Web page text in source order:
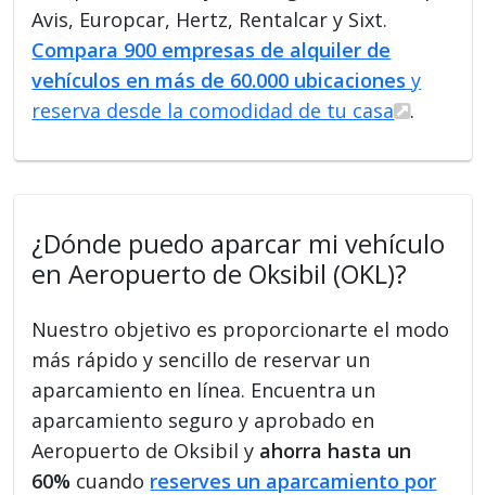
Avis, Europcar, Hertz, Rentalcar y Sixt.
Compara 900 empresas de alquiler de
vehículos en más de 60.000 ubicaciones y
reserva desde la comodidad de tu casa
.
¿Dónde puedo aparcar mi vehículo
en Aeropuerto de Oksibil (OKL)?
Nuestro objetivo es proporcionarte el modo
más rápido y sencillo de reservar un
aparcamiento en línea. Encuentra un
aparcamiento seguro y aprobado en
Aeropuerto de Oksibil y ahorra hasta un
60% cuando reserves un aparcamiento por